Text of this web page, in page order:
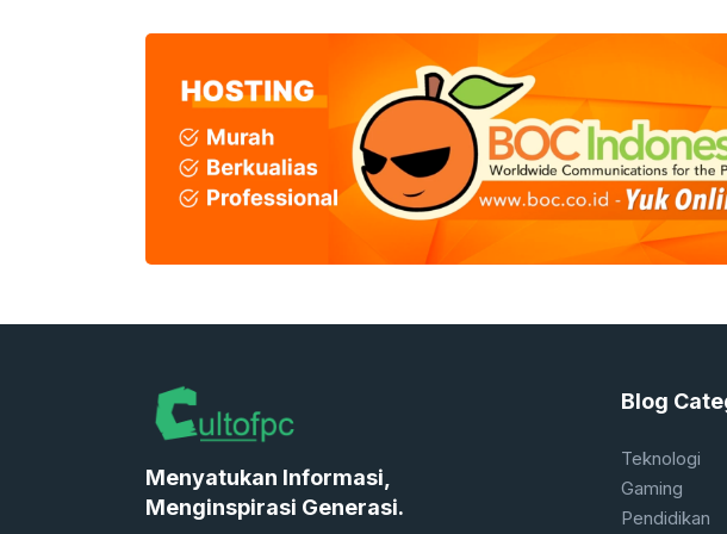
Menyatukan Informasi,
Menginspirasi Generasi.
Blog
Teknologi
Gaming
Pendidikan